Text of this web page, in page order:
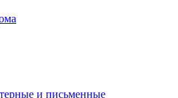
и письменные